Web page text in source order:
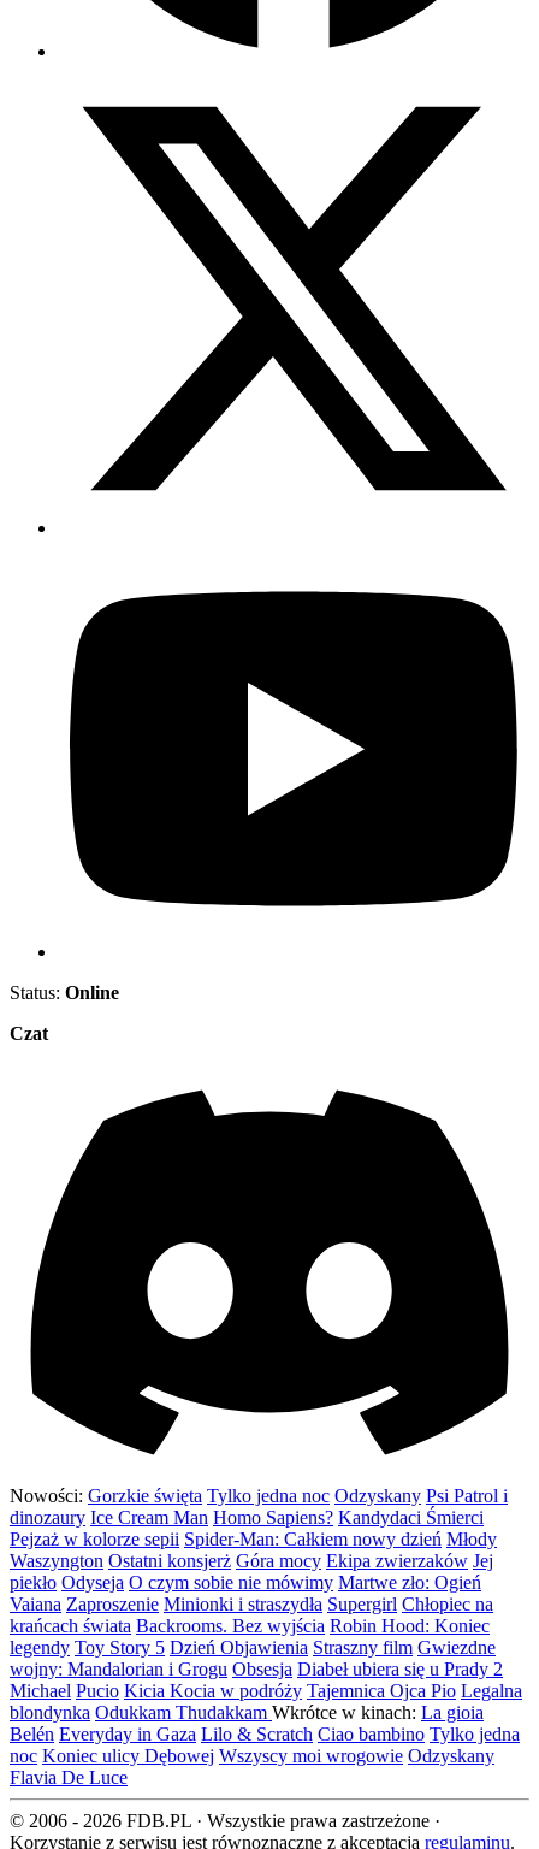
Status: Online
Czat
Nowości: Gorzkie święta Tylko jedna noc Odzyskany Psi Patrol i
dinozaury Ice Cream Man Homo Sapiens? Kandydaci Śmierci
Pejzaż w kolorze sepii Spider-Man: Całkiem nowy dzień Młody
Waszyngton Ostatni konsjerż Góra mocy Ekipa zwierzaków Jej
piekło Odyseja O czym sobie nie mówimy Martwe zło: Ogień
Vaiana Zaproszenie Minionki i straszydła Supergirl Chłopiec na
krańcach świata Backrooms. Bez wyjścia Robin Hood: Koniec
legendy Toy Story 5 Dzień Objawienia Straszny film Gwiezdne
wojny: Mandalorian i Grogu Obsesja Diabeł ubiera się u Prady 2
Michael Pucio Kicia Kocia w podróży Tajemnica Ojca Pio Legalna
blondynka Odukkam Thudakkam Wkrótce w kinach: La gioia
Belén Everyday in Gaza Lilo & Scratch Ciao bambino Tylko jedna
noc Koniec ulicy Dębowej Wszyscy moi wrogowie Odzyskany
Flavia De Luce
© 2006 - 2026 FDB.PL · Wszystkie prawa zastrzeżone ·
Korzystanie z serwisu jest równoznaczne z akceptacją regulaminu.